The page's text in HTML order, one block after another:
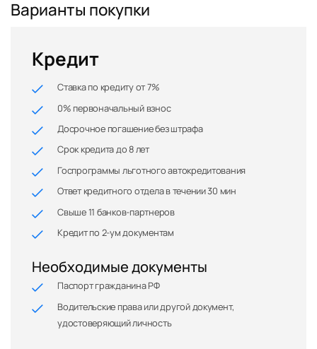
Варианты покупки
Кредит
Ставка по кредиту от 7%
0% первоначальный взнос
Досрочное погашение без штрафа
Срок кредита до 8 лет
Госпрограммы льготного автокредитования
Ответ кредитного отдела в течении 30 мин
Свыше 11 банков-партнеров
Кредит по 2-ум документам
Необходимые документы
Паспорт гражданина РФ
Водительские права или другой документ,
удостоверяющий личность